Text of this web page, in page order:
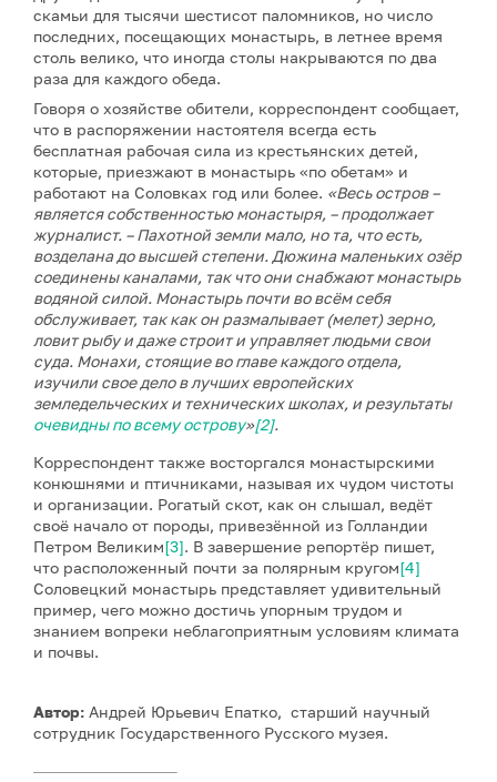
скамьи для тысячи шестисот паломников, но число
последних, посещающих монастырь, в летнее время
столь велико, что иногда столы накрываются по два
раза для каждого обеда.
Говоря о хозяйстве обители, корреспондент сообщает,
что в распоряжении настоятеля всегда есть
бесплатная рабочая сила из крестьянских детей,
которые, приезжают в монастырь «по обетам» и
работают на Соловках год или более. «Весь остров –
является собственностью монастыря, –продолжает
журналист. – Пахотной земли мало, но та, что есть,
возделана до высшей степени. Дюжина маленьких озёр
соединены каналами, так что они снабжают монастырь
водяной силой. Монастырь почти во всём себя
обслуживает, так как он размалывает (мелет) зерно,
ловит рыбу и даже строит и управляет людьми свои
суда. Монахи, стоящие во главе каждого отдела,
изучили свое дело в лучших европейских
земледельческих и технических школах, и результаты
очевидны по всему острову»[2].
Корреспондент также восторгался монастырскими
конюшнями и птичниками, называя их чудом чистоты
и организации. Рогатый скот, как он слышал, ведёт
своё начало от породы, привезённой из Голландии
Петром Великим[3]. В завершение репортёр пишет,
что расположенный почти за полярным кругом[4]
Соловецкий монастырь представляет удивительный
пример, чего можно достичь упорным трудом и
знанием вопреки неблагоприятным условиям климата
и почвы.
Автор: Андрей Юрьевич Епатко, старший научный
сотрудник Государственного Русского музея.